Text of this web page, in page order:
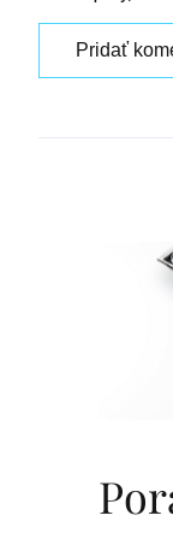
Pridať